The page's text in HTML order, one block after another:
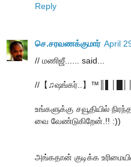
Reply
செ.சரவணக்குமார் April
// மணிஜீ...... said...
//【♫ஷங்கர்..】
உங்களுக்கு சவூதியில்
வை வேண்டுகிறேன்.!! :))
அங்கதான் குடிக்க